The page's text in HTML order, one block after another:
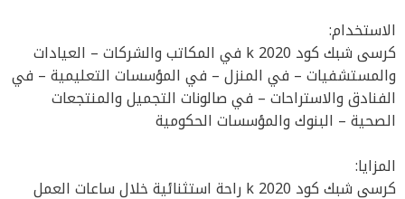
الاستخدام:
كرسى شبك كود k 2020 في المكاتب والشركات – العيادات
والمستشفيات – في المنزل – في المؤسسات التعليمية – في
الفنادق والاستراحات – في صالونات التجميل والمنتجعات
الصحية – البنوك والمؤسسات الحكومية
المزايا:
كرسى شبك كود k 2020 راحة استثنائية خلال ساعات العمل